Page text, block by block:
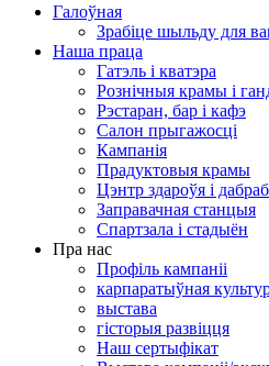
Галоўная
Зрабіце шыльду для
Наша праца
Гатэль і кватэра
Рознічныя крамы і
Рэстаран, бар і кафэ
Салон прыгажосці
Кампанія
Прадуктовыя крамы
Цэнтр здароўя і
Заправачная станцыя
Спартзала і стадыён
Пра нас
Профіль кампаніі
карпаратыўная
выстава
гісторыя развіцця
Наш сертыфікат